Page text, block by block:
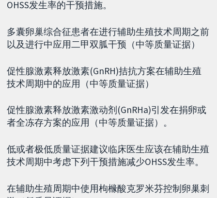
OHSS发生率的干预措施。
多囊卵巢综合征患者在进行辅助生殖技术周期之前
以及进行中应用二甲双胍干预（中等质量证据）
促性腺激素释放激素(GnRH)拮抗方案在辅助生殖
技术周期中的应用（中等质量证据）
促性腺激素释放激素激动剂(GnRHa)引发在捐卵或
者全冻存方案的应用（中等质量证据）。
低或者极低质量证据建议临床医生应该在辅助生殖
技术周期中考虑下列干预措施减少OHSS发生率。
在辅助生殖周期中使用枸橼酸克罗米芬控制卵巢刺